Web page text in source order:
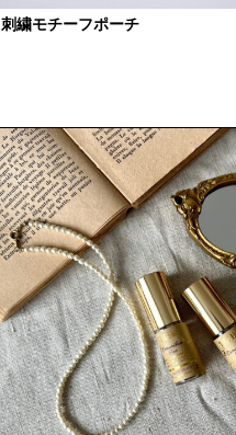
刺繍モチーフポーチ